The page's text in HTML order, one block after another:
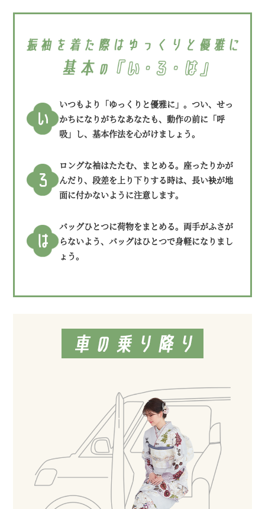
いつもより「ゆっくりと優雅に」。つい、せっ
かちになりがちなあなたも、動作の前に「呼
吸」し、基本作法を心がけましょう。
ロングな袖はたたむ、まとめる。座ったりかが
んだり、段差を上り下りする時は、長い袂が地
面に付かないように注意します。
バッグひとつに荷物をまとめる。両手がふさが
らないよう、バッグはひとつで身軽になりまし
ょう。